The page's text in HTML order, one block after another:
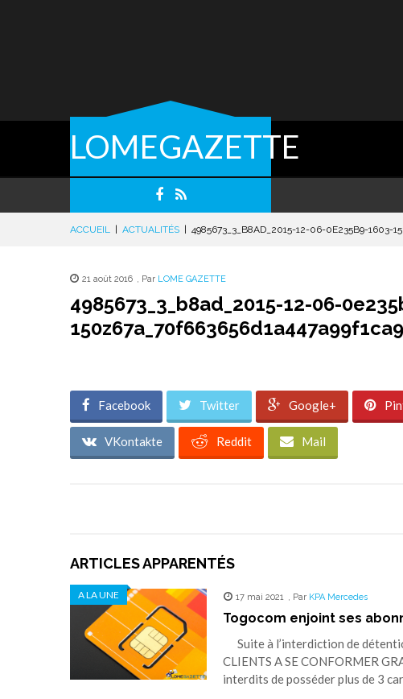
LOMEGAZETTE
ACCUEIL ACTUALITÉS 4985673_3_B8AD_2015-12-06-0E235B9-1603-
21 août 2016 , Par LOME GAZETTE
4985673_3_b8ad_2015-12-06-
Facebook Twitter Google+
VKontakte Reddit Mail
ARTICLES APPARENTÉS
A LA UNE 17 mai 2021 , Par KPA Mercedes
Togocom enjoint ses
Suite à l’interdiction de
CLIENTS A SE CONFORMER
interdits de posséder plus de 3